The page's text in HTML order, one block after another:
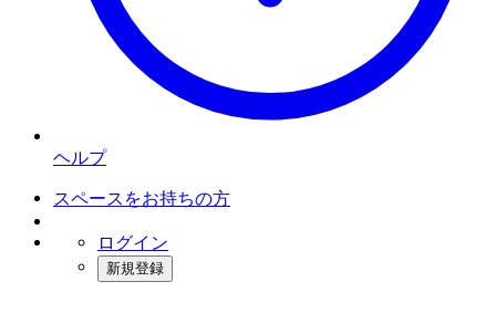
ヘルプ
スペースをお持ちの方
ログイン
新規登録